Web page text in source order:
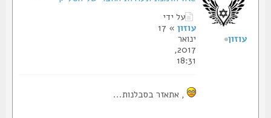
על ידי
עוזון
» 17
2017,
, אתאזר בסבלנות...
עוזון